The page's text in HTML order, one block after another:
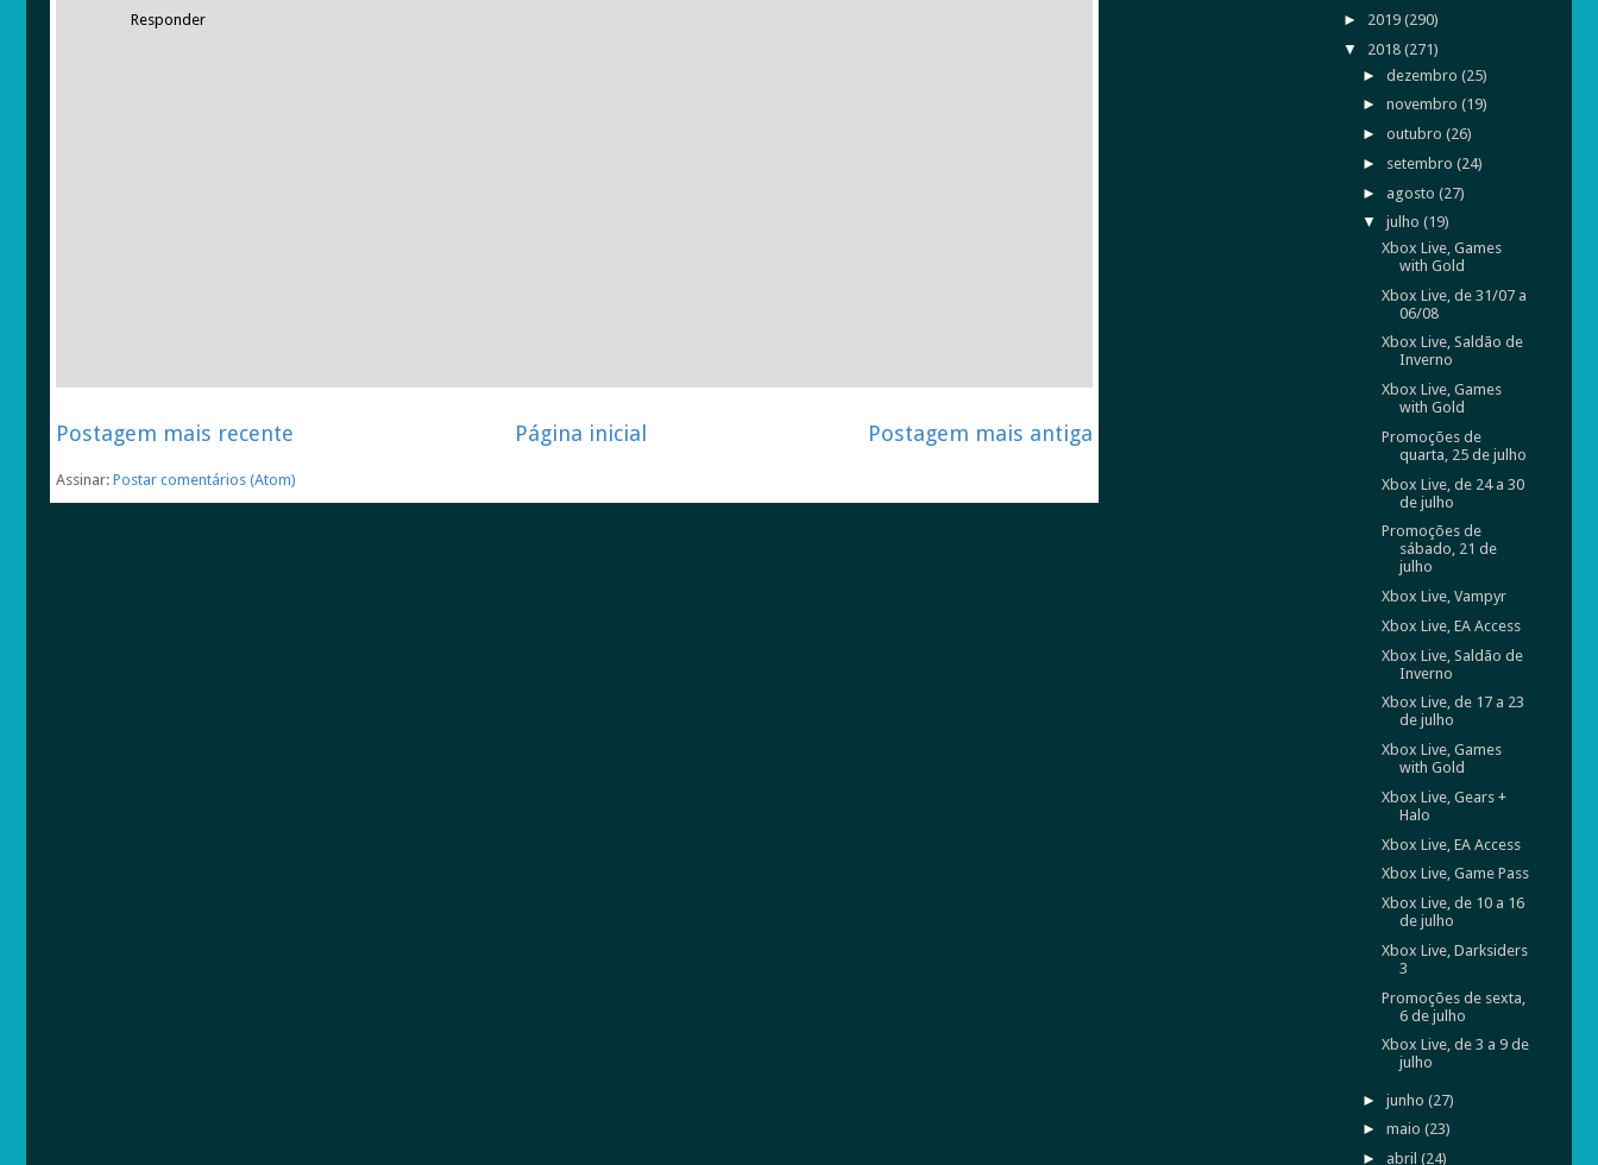
Responder
Postagem mais recente Postagem mais antiga
Página inicial
Assinar: Postar comentários (Atom)
► 2019(290)
▼ 2018(271)
► dezembro (25)
► novembro (19)
► outubro (26)
► setembro (24)
► agosto (27)
▼ julho (19)
Xbox Live, Games
with Gold
Xbox Live, de 31/07 a
06/08
Xbox Live, Saldão de
Inverno
Xbox Live, Games
with Gold
Promoções de
quarta, 25 de julho
Xbox Live, de 24 a 30
de julho
Promoções de
sábado, 21 de
julho
Xbox Live, Vampyr
Xbox Live, EA Access
Xbox Live, Saldão de
Inverno
Xbox Live, de 17 a 23
de julho
Xbox Live, Games
with Gold
Xbox Live, Gears +
Halo
Xbox Live, EA Access
Xbox Live, Game Pass
Xbox Live, de 10 a 16
de julho
Xbox Live, Darksiders
3
Promoções de sexta,
6 de julho
Xbox Live, de 3 a 9 de
julho
► junho (27)
► maio (23)
► abril (24)